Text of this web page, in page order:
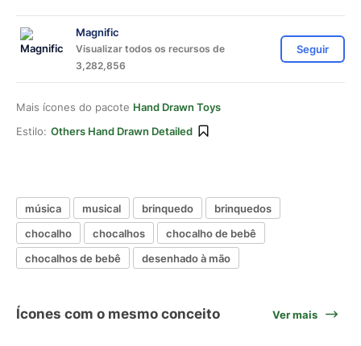
Magnific
Visualizar todos os recursos de
3,282,856
Seguir
Mais ícones do pacote Hand Drawn Toys
Estilo: Others Hand Drawn Detailed
música musical brinquedo
brinquedos
chocalho
chocalhos
chocalho de bebê
chocalhos de bebê
desenhado à mão
Ícones com o mesmo conceito Ver mais